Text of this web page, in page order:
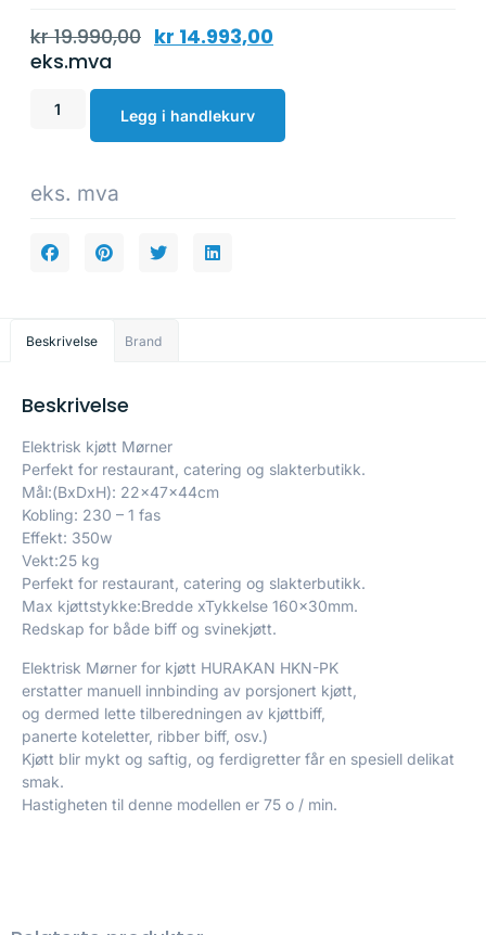
kr19.990,00 kr 14.993,00
eks.mva
Legg i handlekurv
eks. mva
Beskrivelse Brand
Beskrivelse
Elektrisk kjøtt Mørner
Perfekt for restaurant, catering og slakterbutikk.
Mål:(BxDxH): 22x47x44cm
Kobling: 230 – 1 fas
Effekt: 350w
Vekt:25 kg
Perfekt for restaurant, catering og slakterbutikk.
Max kjøttstykke:Bredde xTykkelse 160x30mm.
Redskap for både biff og svinekjøtt.
Elektrisk Mørner for kjøtt HURAKAN HKN-PK
erstatter manuell innbinding av porsjonert kjøtt,
og dermed lette tilberedningen av kjøttbiff,
panerte koteletter, ribber biff, osv.)
Kjøtt blir mykt og saftig, og ferdigretter får en spesiell delikat
smak.
Hastigheten til denne modellen er 75 o / min.